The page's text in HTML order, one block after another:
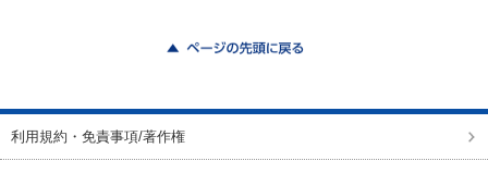
利用規約・免責事項/著作権